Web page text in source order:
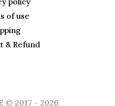
of use
& Refund
© 2017 - 2026